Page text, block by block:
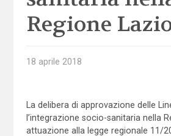
Regione
18 aprile 2018
La delibera di approvazione delle
l’integrazione socio-sanitaria nella
attuazione alla legge regionale 11/